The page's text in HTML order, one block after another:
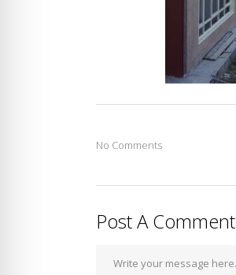
No Comments
Post A Comment